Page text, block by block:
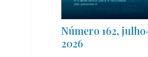
Número 162,
2026